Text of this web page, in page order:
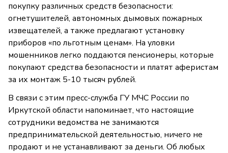
покупку различных средств безопасности:
огнетушителей, автономных дымовых пожарных
извещателей, а также предлагают установку
приборов «по льготным ценам». На уловки
мошенников легко поддаются пенсионеры, которые
покупают средства безопасности и платят аферистам
за их монтаж 5-10 тысяч рублей.
В связи с этим пресс-служба ГУ МЧС России по
Иркутской области напоминает, что настоящие
сотрудники ведомства не занимаются
предпринимательской деятельностью, ничего не
продают и не устанавливают за деньги. Об любых